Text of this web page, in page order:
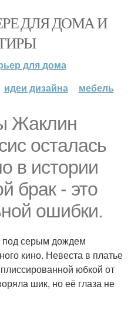
ДЛЯ ДОМА И
для дома
идеи дизайна мебель
Жаклин
осталась
в истории
брак - это
ошибки.
под серым дождем
кино. Невеста в платье
юбкой от
шик, но её глаза не